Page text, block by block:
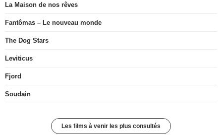
La Maison de nos rêves
Fantômas – Le nouveau monde
The Dog Stars
Leviticus
Fjord
Soudain
Les films à venir les plus consultés